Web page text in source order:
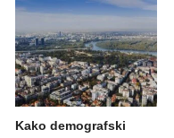
Kako demografski